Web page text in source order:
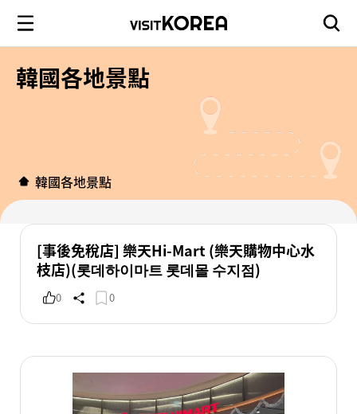
韓國各地景點
韓國各地景點
[事後免稅店] 樂天Hi-Mart (樂天購物中心水
枝店)(롯데하이마트 롯데몰 수지점)
0 0